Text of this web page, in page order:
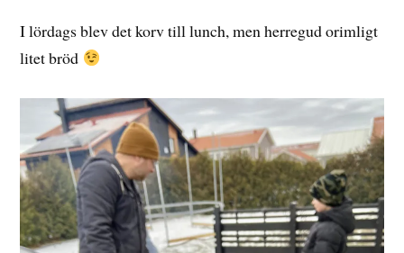
I lördags blev det korv till lunch, men herregud orimligt
litet bröd